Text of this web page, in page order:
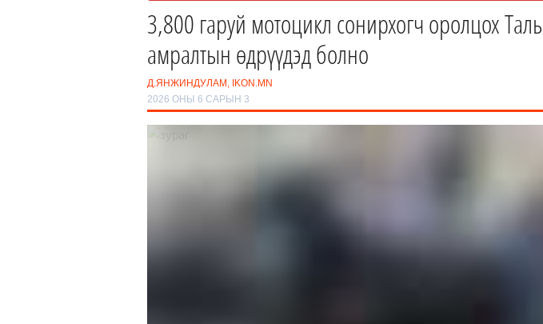
3,800 гаруй мотоцикл сонирхогч оролцох
амралтын өдрүүдэд болно
Д.ЯНЖИНДУЛАМ, IKON.MN
2026 ОНЫ 6 САРЫН 3